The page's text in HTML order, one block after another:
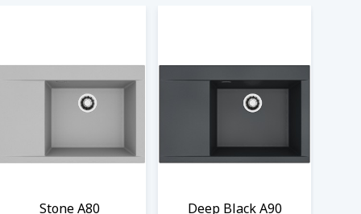
Stone A80 Deep Black A90